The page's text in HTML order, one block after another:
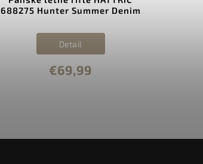
688275 Hunter Summer Denim
€69,99
Detail